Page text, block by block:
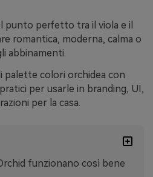
punto perfetto tra il viola e il
romantica, moderna, calma o
abbinamenti.
palette colori orchidea con
per usarle in branding, UI,
per la casa.
funzionano così bene